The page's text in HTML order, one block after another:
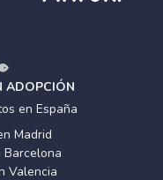
ADOPCIÓN
en España
Madrid
Valencia